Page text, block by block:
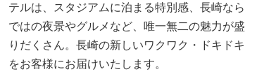
テルは、スタジアムに泊まる特別感、長崎なら
ではの夜景やグルメなど、唯一無二の魅力が盛
りだくさん。長崎の新しいワクワク・ドキドキ
をお客様にお届けいたします。